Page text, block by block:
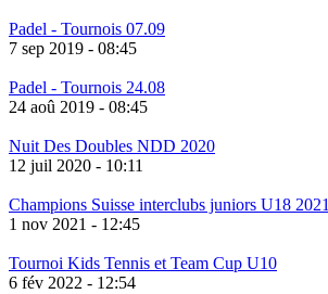
Padel - Tournois 07.09
7 sep 2019 - 08:45
Padel - Tournois 24.08
24 aoû 2019 - 08:45
Nuit Des Doubles NDD 2020
12 juil 2020 - 10:11
Champions Suisse interclubs juniors U18 2021
1 nov 2021 - 12:45
Tournoi Kids Tennis et Team Cup U10
6 fév 2022 - 12:54